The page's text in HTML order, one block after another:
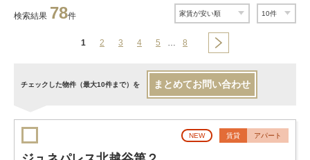
検索結果 78件
1 2 3 4 5 … 8
チェックした物件（最大10件まで）を まとめてお問い合わせ
NEW 賃貸 アパート